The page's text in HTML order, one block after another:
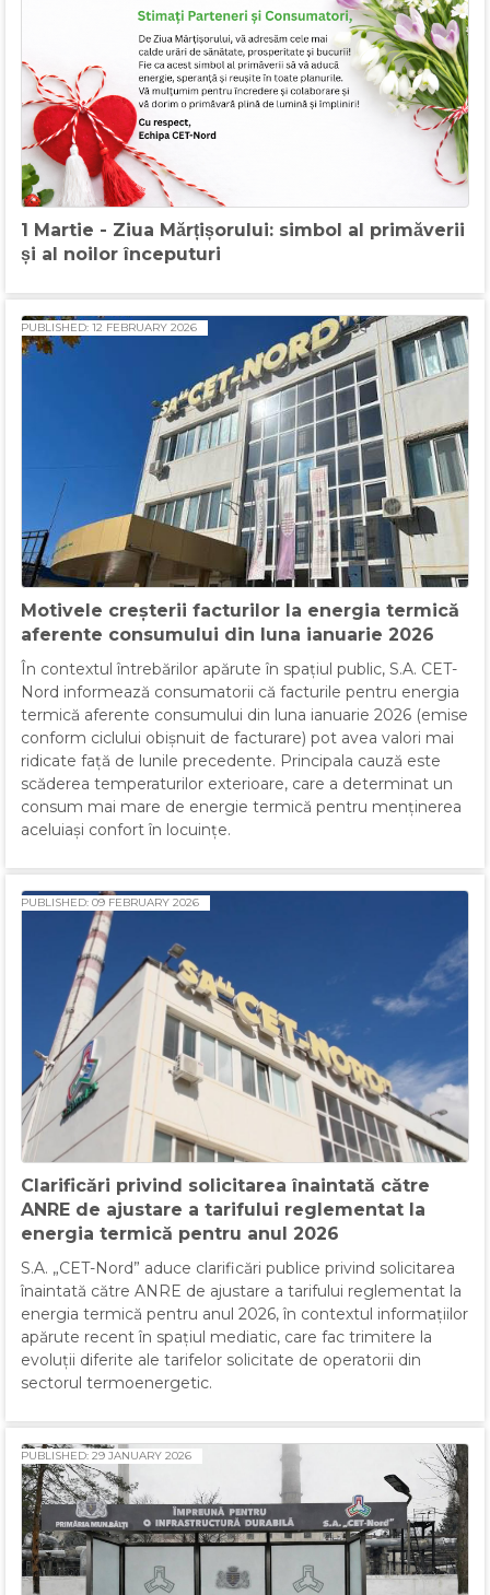
1 Martie - Ziua Mărțișorului: simbol al primăverii
și al noilor începuturi
Motivele creșterii facturilor la energia termică
aferente consumului din luna ianuarie 2026
PUBLISHED: 12 FEBRUARY 2026
În contextul întrebărilor apărute în spațiul public, S.A. CET-
Nord informează consumatorii că facturile pentru energia
termică aferente consumului din luna ianuarie 2026 (emise
conform ciclului obișnuit de facturare) pot avea valori mai
ridicate față de lunile precedente. Principala cauză este
scăderea temperaturilor exterioare, care a determinat un
consum mai mare de energie termică pentru menținerea
aceluiași confort în locuințe.
Clarificări privind solicitarea înaintată către
ANRE de ajustare a tarifului reglementat la
energia termică pentru anul 2026
PUBLISHED: 09 FEBRUARY 2026
S.A. „CET-Nord” aduce clarificări publice privind solicitarea
înaintată către ANRE de ajustare a tarifului reglementat la
energia termică pentru anul 2026, în contextul informațiilor
apărute recent în spațiul mediatic, care fac trimitere la
evoluții diferite ale tarifelor solicitate de operatorii din
sectorul termoenergetic.
PUBLISHED: 29 JANUARY 2026